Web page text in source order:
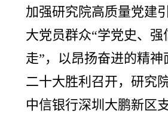
加强研究院高质量党建
大党员群众“学党史、强
走”，以昂扬奋进的精神
二十大胜利召开，研究
中信银行深圳大鹏新区